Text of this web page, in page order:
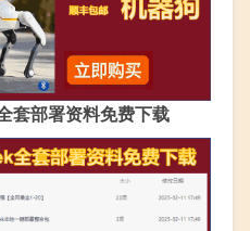
套部署资料免费下载